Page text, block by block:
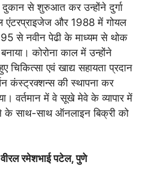
से शुरुआत कर उन्होंने दुर्गा
एंटरप्राइजेज और 1988 में गोयल
से नवीन पेढी के माध्यम से थोक
कोरोना काल में उन्होंने
चिकित्सा एवं खाद्य सहायता प्रदान
कंस्ट्रक्शन्स की स्थापना कर
वर्तमान में वे सूखे मेवे के व्यापार में
के साथ-साथ ऑनलाइन बिक्री को
वीरल रमेशभाई पटेल, पुणे